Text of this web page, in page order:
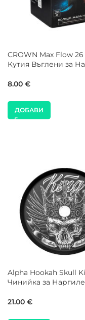
NEW
COCOLOCO 27 mm 1
ДОБАВИ
Alpha Hookah Tiger
Чинийка за Наргиле
21.00€